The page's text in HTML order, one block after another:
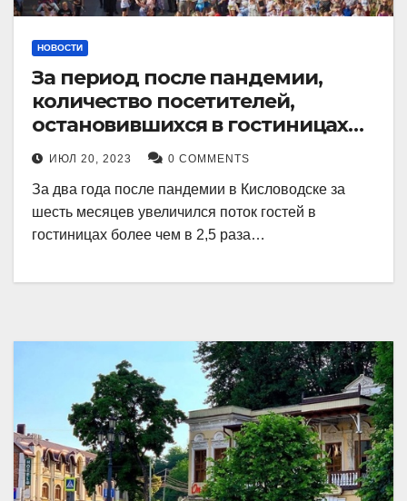
НОВОСТИ
За период после пандемии,
количество посетителей,
остановившихся в гостиницах
Кисловодска, выросло в 2,5 раза.
ИЮЛ 20, 2023 0 COMMENTS
За два года после пандемии в Кисловодске за
шесть месяцев увеличился поток гостей в
гостиницах более чем в 2,5 раза…